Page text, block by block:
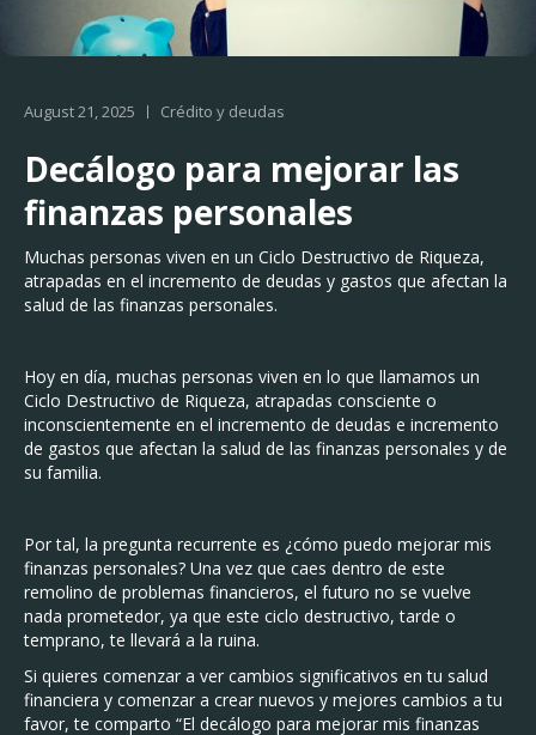
August 21, 2025 Crédito y deudas
Decálogo para mejorar las
finanzas personales
Muchas personas viven en un Ciclo Destructivo de Riqueza,
atrapadas en el incremento de deudas y gastos que afectan la
salud de las finanzas personales.
Hoy en día, muchas personas viven en lo que llamamos un
Ciclo Destructivo de Riqueza, atrapadas consciente o
inconscientemente en el incremento de deudas e incremento
de gastos que afectan la salud de las finanzas personales y de
su familia.
Por tal, la pregunta recurrente es ¿cómo puedo mejorar mis
finanzas personales? Una vez que caes dentro de este
remolino de problemas financieros, el futuro no se vuelve
nada prometedor, ya que este ciclo destructivo, tarde o
temprano, te llevará a la ruina.
Si quieres comenzar a ver cambios significativos en tu salud
financiera y comenzar a crear nuevos y mejores cambios a tu
favor, te comparto “El decálogo para mejorar mis finanzas